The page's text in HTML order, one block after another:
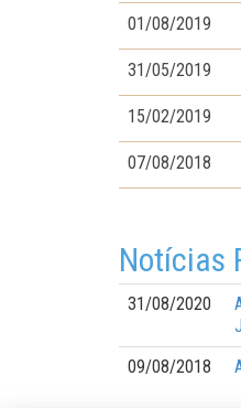
01/08/2019
31/05/2019
15/02/2019
07/08/2018
Notícias
31/08/2020
09/08/2018